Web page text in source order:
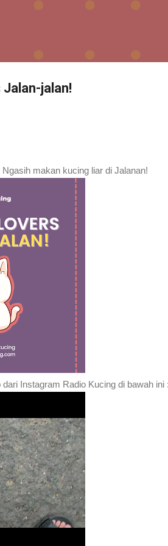
jalan!
makan kucing liar di Jalanan!
Instagram Radio Kucing di bawah ini